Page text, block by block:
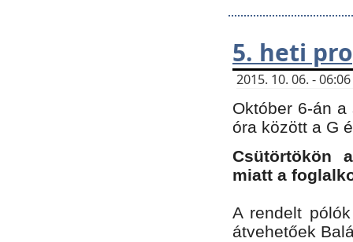
5. heti
2015. 10. 06. -
Október 6-án
óra között a G
Csütörtökön
miatt a
A rendelt
átvehetőek